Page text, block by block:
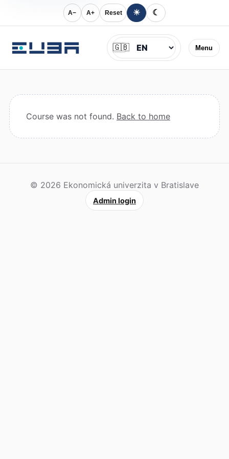
A− A+ Reset ☀ ☾
Menu
Jazyk
🇬🇧
Course was not found. Back to home
© 2026 Ekonomická univerzita v Bratislave
Admin login